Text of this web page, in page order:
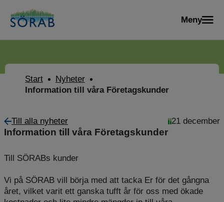
Meny
Start
Nyheter
Information till våra Företagskunder
Till alla nyheter 21 december
Information till våra Företagskunder
Till SÖRABs kunder
Vi på SÖRAB vill börja med att tacka Er för det gångna
året, vilket varit ett ganska tufft år för oss med ökade